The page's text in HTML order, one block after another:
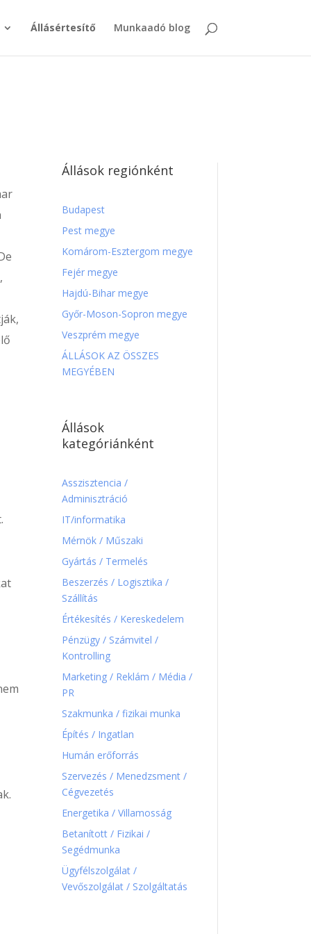
Állásértesítő Munkaadó blog
Állások regiónként
Budapest
Pest megye
Komárom-Esztergom megye
Fejér megye
Hajdú-Bihar megye
Győr-Moson-Sopron megye
Veszprém megye
ÁLLÁSOK AZ ÖSSZES
MEGYÉBEN
Állások
kategóriánként
Asszisztencia /
Adminisztráció
IT/informatika
Mérnök / Műszaki
Gyártás / Termelés
Beszerzés / Logisztika /
Szállítás
Értékesítés / Kereskedelem
Pénzügy / Számvitel /
Kontrolling
Marketing / Reklám / Média /
PR
Szakmunka / fizikai munka
Építés / Ingatlan
Humán erőforrás
Szervezés / Menedzsment /
Cégvezetés
Energetika / Villamosság
Betanított / Fizikai /
Segédmunka
Ügyfélszolgálat /
Vevőszolgálat / Szolgáltatás